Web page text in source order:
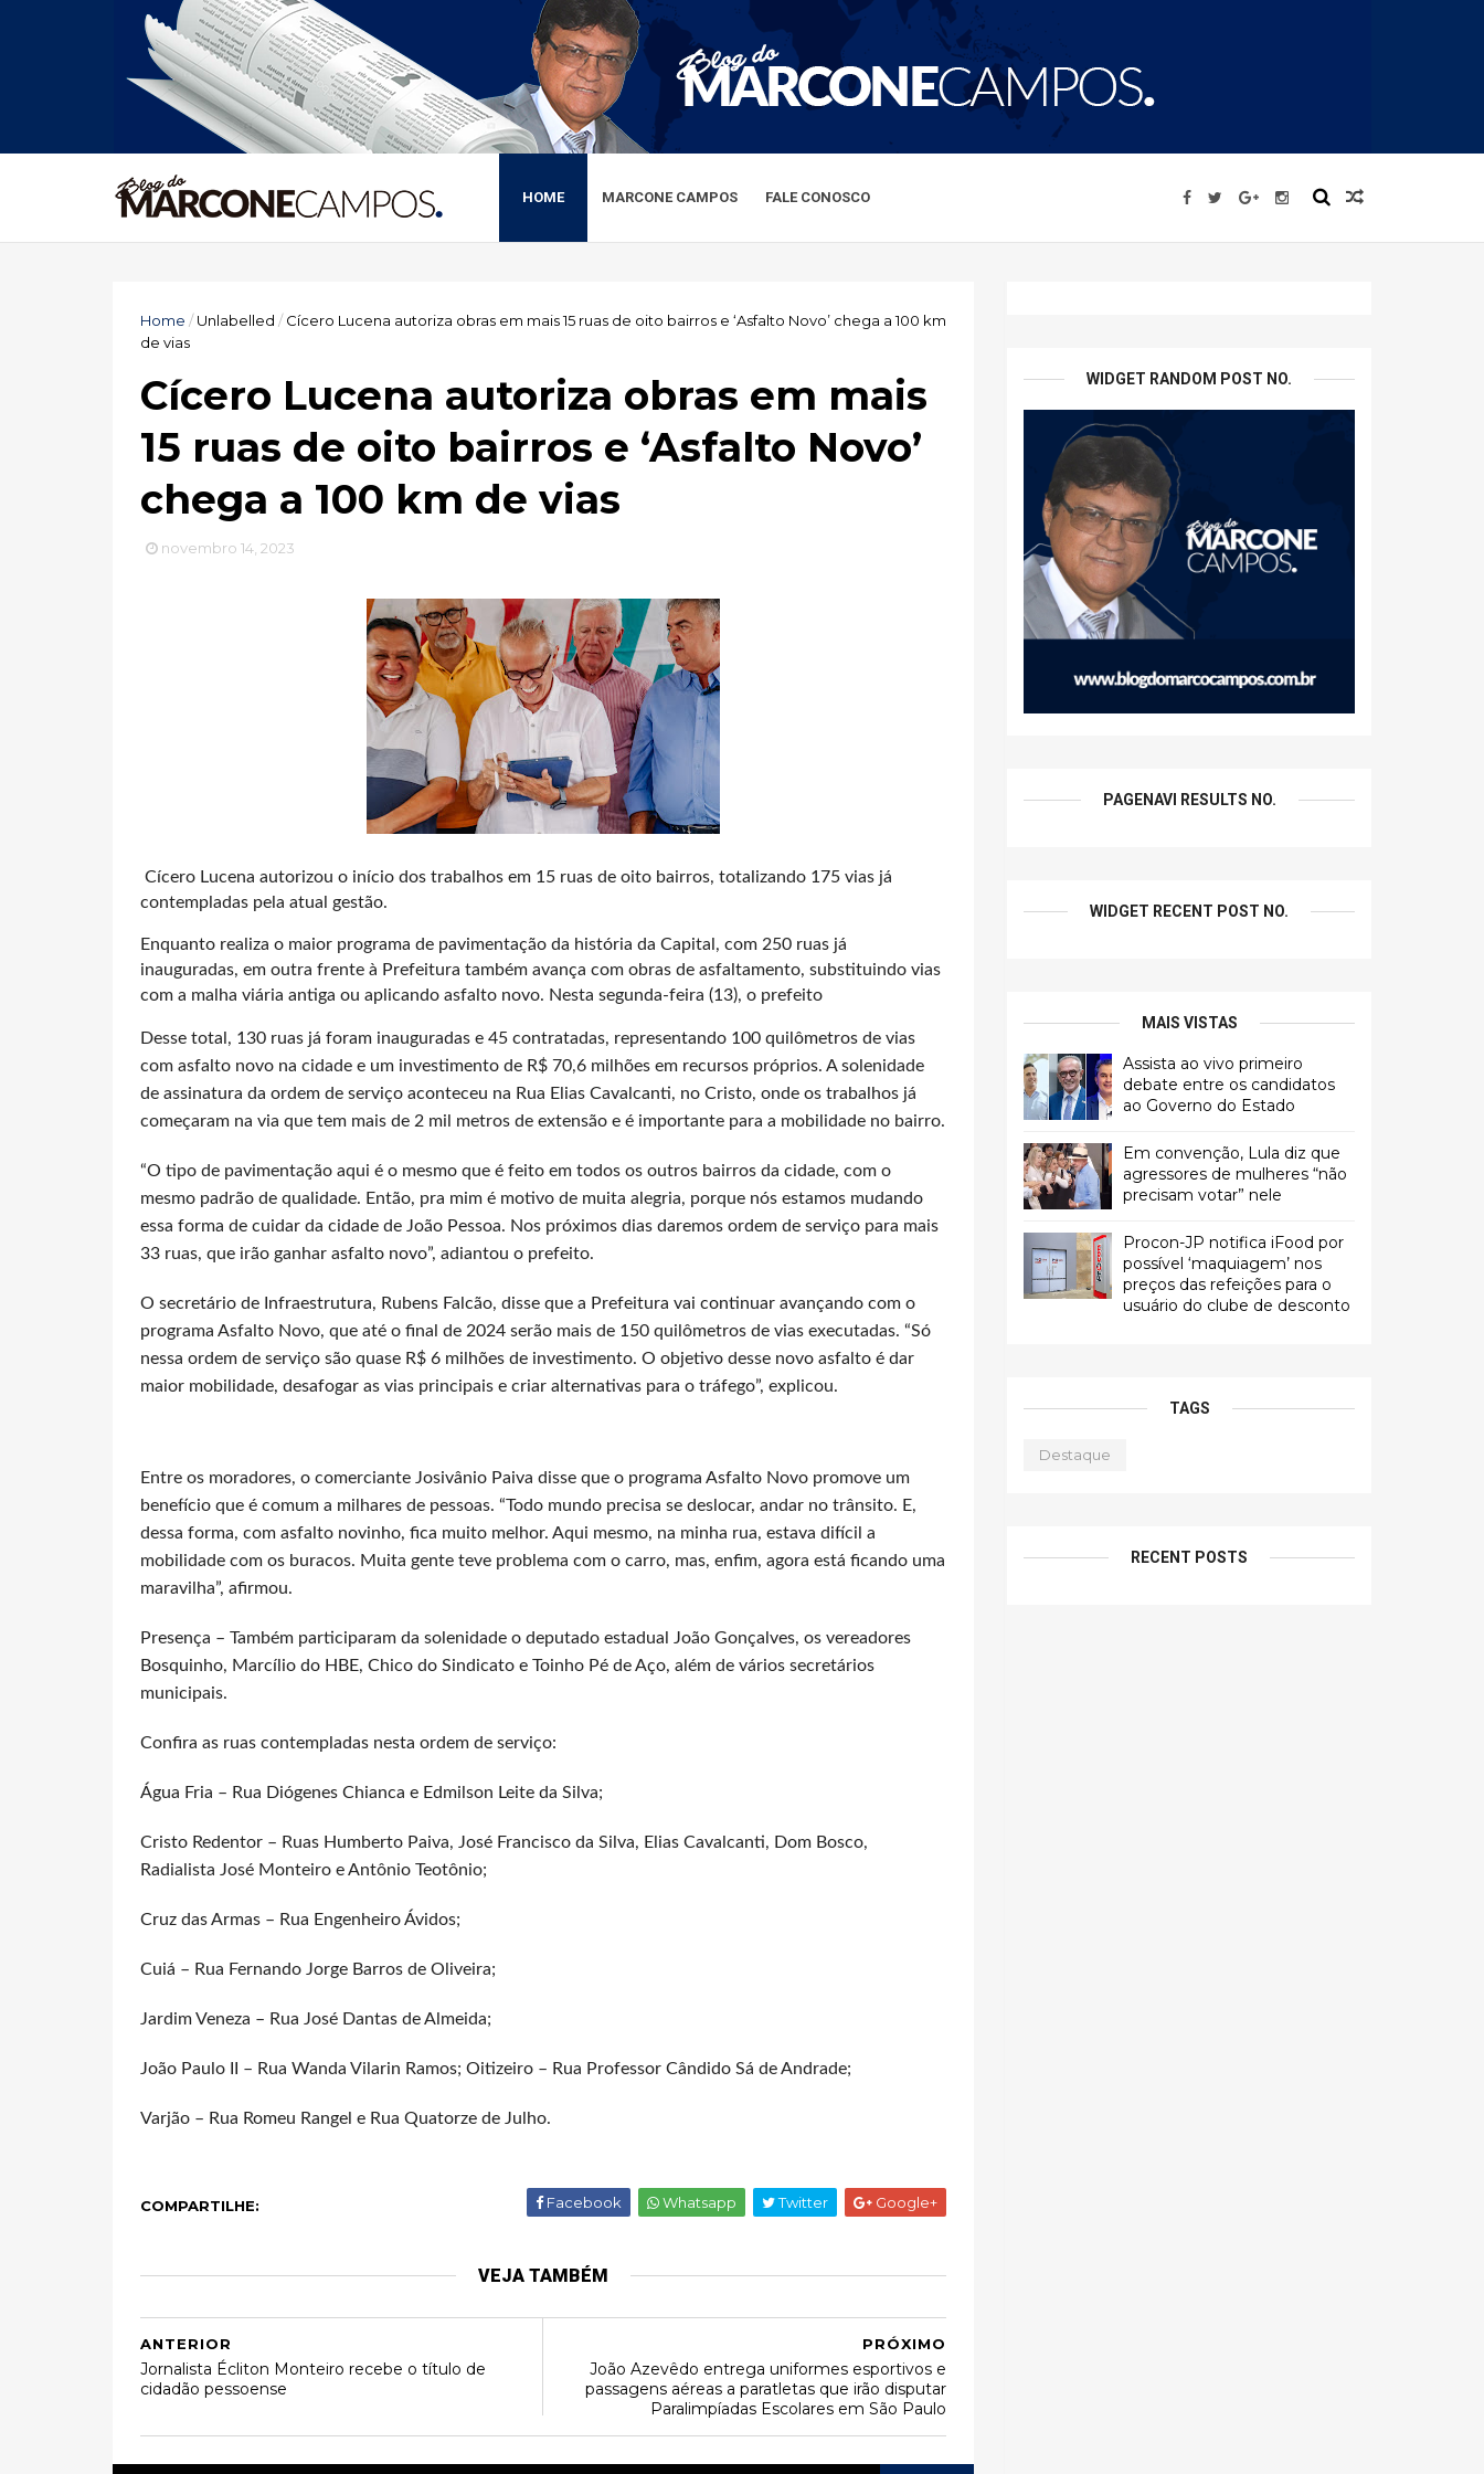
HOME MARCONE CAMPOS FALE CONOSCO
Home /Unlabelled / Cícero Lucena autoriza obras em mais 15 ruas de oito bairros e ‘Asfalto Novo’ chega a 100 km
de vias
Cícero Lucena autoriza obras em mais
15 ruas de oito bairros e ‘Asfalto Novo’
chega a 100 km de vias
novembro 14, 2023
Cícero Lucena autorizou o início dos trabalhos em 15 ruas de oito bairros, totalizando 175 vias já
contempladas pela atual gestão.
Enquanto realiza o maior programa de pavimentação da história da Capital, com 250 ruas já
inauguradas, em outra frente à Prefeitura também avança com obras de asfaltamento, substituindo vias
com a malha viária antiga ou aplicando asfalto novo. Nesta segunda-feira (13), o prefeito
Desse total, 130 ruas já foram inauguradas e 45 contratadas, representando 100 quilômetros de vias
com asfalto novo na cidade e um investimento de R$ 70,6 milhões em recursos próprios. A solenidade
de assinatura da ordem de serviço aconteceu na Rua Elias Cavalcanti, no Cristo, onde os trabalhos já
começaram na via que tem mais de 2 mil metros de extensão e é importante para a mobilidade no bairro.
“O tipo de pavimentação aqui é o mesmo que é feito em todos os outros bairros da cidade, com o
mesmo padrão de qualidade. Então, pra mim é motivo de muita alegria, porque nós estamos mudando
essa forma de cuidar da cidade de João Pessoa. Nos próximos dias daremos ordem de serviço para mais
33 ruas, que irão ganhar asfalto novo”, adiantou o prefeito.
O secretário de Infraestrutura, Rubens Falcão, disse que a Prefeitura vai continuar avançando com o
programa Asfalto Novo, que até o final de 2024 serão mais de 150 quilômetros de vias executadas. “Só
nessa ordem de serviço são quase R$ 6 milhões de investimento. O objetivo desse novo asfalto é dar
maior mobilidade, desafogar as vias principais e criar alternativas para o tráfego”, explicou.
Entre os moradores, o comerciante Josivânio Paiva disse que o programa Asfalto Novo promove um
benefício que é comum a milhares de pessoas. “Todo mundo precisa se deslocar, andar no trânsito. E,
dessa forma, com asfalto novinho, fica muito melhor. Aqui mesmo, na minha rua, estava difícil a
mobilidade com os buracos. Muita gente teve problema com o carro, mas, enfim, agora está ficando uma
maravilha”, afirmou.
Presença – Também participaram da solenidade o deputado estadual João Gonçalves, os vereadores
Bosquinho, Marcílio do HBE, Chico do Sindicato e Toinho Pé de Aço, além de vários secretários
municipais.
Confira as ruas contempladas nesta ordem de serviço:
Água Fria – Rua Diógenes Chianca e Edmilson Leite da Silva;
Cristo Redentor – Ruas Humberto Paiva, José Francisco da Silva, Elias Cavalcanti, Dom Bosco,
Radialista José Monteiro e Antônio Teotônio;
Cruz das Armas – Rua Engenheiro Ávidos;
Cuiá – Rua Fernando Jorge Barros de Oliveira;
Jardim Veneza – Rua José Dantas de Almeida;
João Paulo II – Rua Wanda Vilarin Ramos; Oitizeiro – Rua Professor Cândido Sá de Andrade;
Varjão – Rua Romeu Rangel e Rua Quatorze de Julho.
COMPARTILHE: Facebook Whatsapp Twitter Google+
VEJA TAMBÉM
PRÓXIMO
João Azevêdo entrega uniformes esportivos e
passagens aéreas a paratletas que irão disputar
Paralimpíadas Escolares em São Paulo
ANTERIOR
Jornalista Écliton Monteiro recebe o título de
cidadão pessoense
WIDGET RANDOM POST NO.
PAGENAVI RESULTS NO.
WIDGET RECENT POST NO.
MAIS VISTAS
Assista ao vivo primeiro
debate entre os candidatos
ao Governo do Estado
Em convenção, Lula diz que
agressores de mulheres “não
precisam votar” nele
Procon-JP notifica iFood por
possível ‘maquiagem’ nos
preços das refeições para o
usuário do clube de desconto
TAGS
Destaque
RECENT POSTS